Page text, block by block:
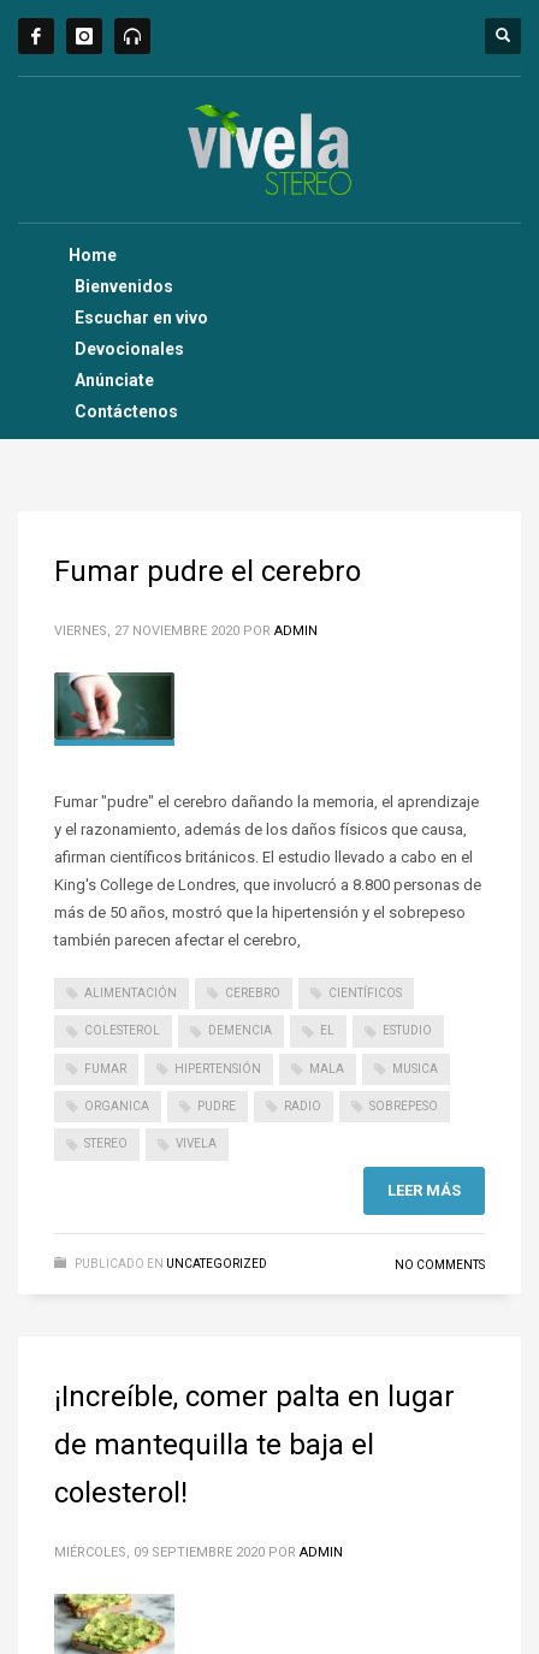
Home
Bienvenidos
Escuchar en vivo
Devocionales
Anúnciate
Contáctenos
Fumar pudre el cerebro
VIERNES, 27 NOVIEMBRE 2020 POR ADMIN
Fumar "pudre" el cerebro dañando la memoria, el aprendizaje
y el razonamiento, además de los daños físicos que causa,
afirman científicos británicos. El estudio llevado a cabo en el
King's College de Londres, que involucró a 8.800 personas de
más de 50 años, mostró que la hipertensión y el sobrepeso
también parecen afectar el cerebro,
ALIMENTACIÓN CEREBRO CIENTÍFICOS
COLESTEROL DEMENCIA EL ESTUDIO
FUMAR HIPERTENSIÓN MALA MUSICA
ORGANICA PUDRE RADIO SOBREPESO
STEREO VIVELA
LEER MÁS
PUBLICADO EN UNCATEGORIZED NO COMMENTS
¡Increíble, comer palta en lugar
de mantequilla te baja el
colesterol!
MIÉRCOLES, 09 SEPTIEMBRE 2020 POR ADMIN